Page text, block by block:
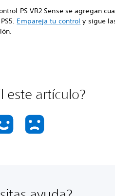
PS VR2 Sense se agregan
Empareja tu control y sigue
este artículo?